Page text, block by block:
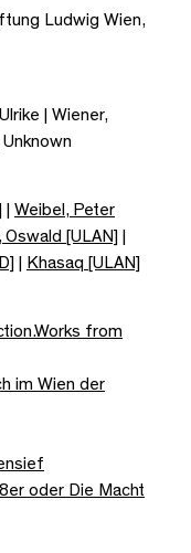
Ludwig Wien,
| Wiener,
Weibel, Peter
Oswald [ULAN]
Khasaq [ULAN]
from
im Wien der
oder Die Macht